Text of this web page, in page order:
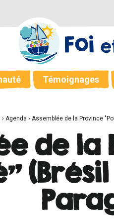
Témoignages
› Agenda › Assemblée de la Province
de la